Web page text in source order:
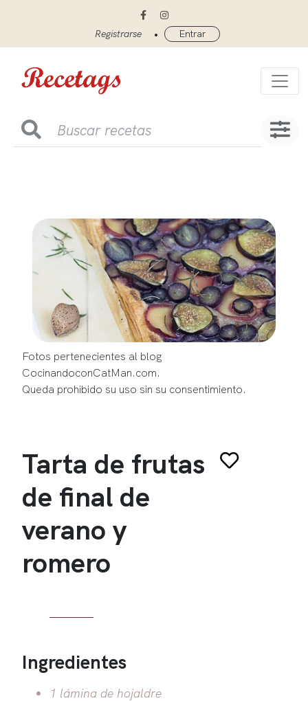
Registrarse • Entrar
Fotos pertenecientes al blog
CocinandoconCatMan.com.
Queda prohibido su uso sin su consentimiento.
Tarta de frutas
de final de
verano y
romero
Ingredientes
1 lámina de hojaldre